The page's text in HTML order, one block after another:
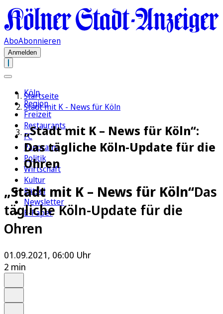
AboAbonnieren
Anmelden
Köln
Region
Freizeit
Restaurants
FC
Panorama
Politik
Wirtschaft
Kultur
Rätsel
Newsletter
E-Paper
Startseite
Stadt mit K - News für Köln
„Stadt mit K – News für Köln“:
Das tägliche Köln-Update für die
Ohren
„Stadt mit K – News für Köln“Das
tägliche Köln-Update für die
Ohren
01.09.2021, 06:00 Uhr
2 min